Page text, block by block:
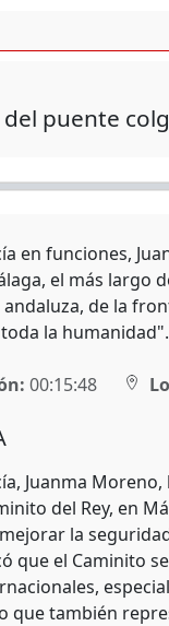
puente
en funciones,
el más largo
de la
la humanidad".
00:15:48
Juanma
del Rey, en
la
que el Caminito
que también